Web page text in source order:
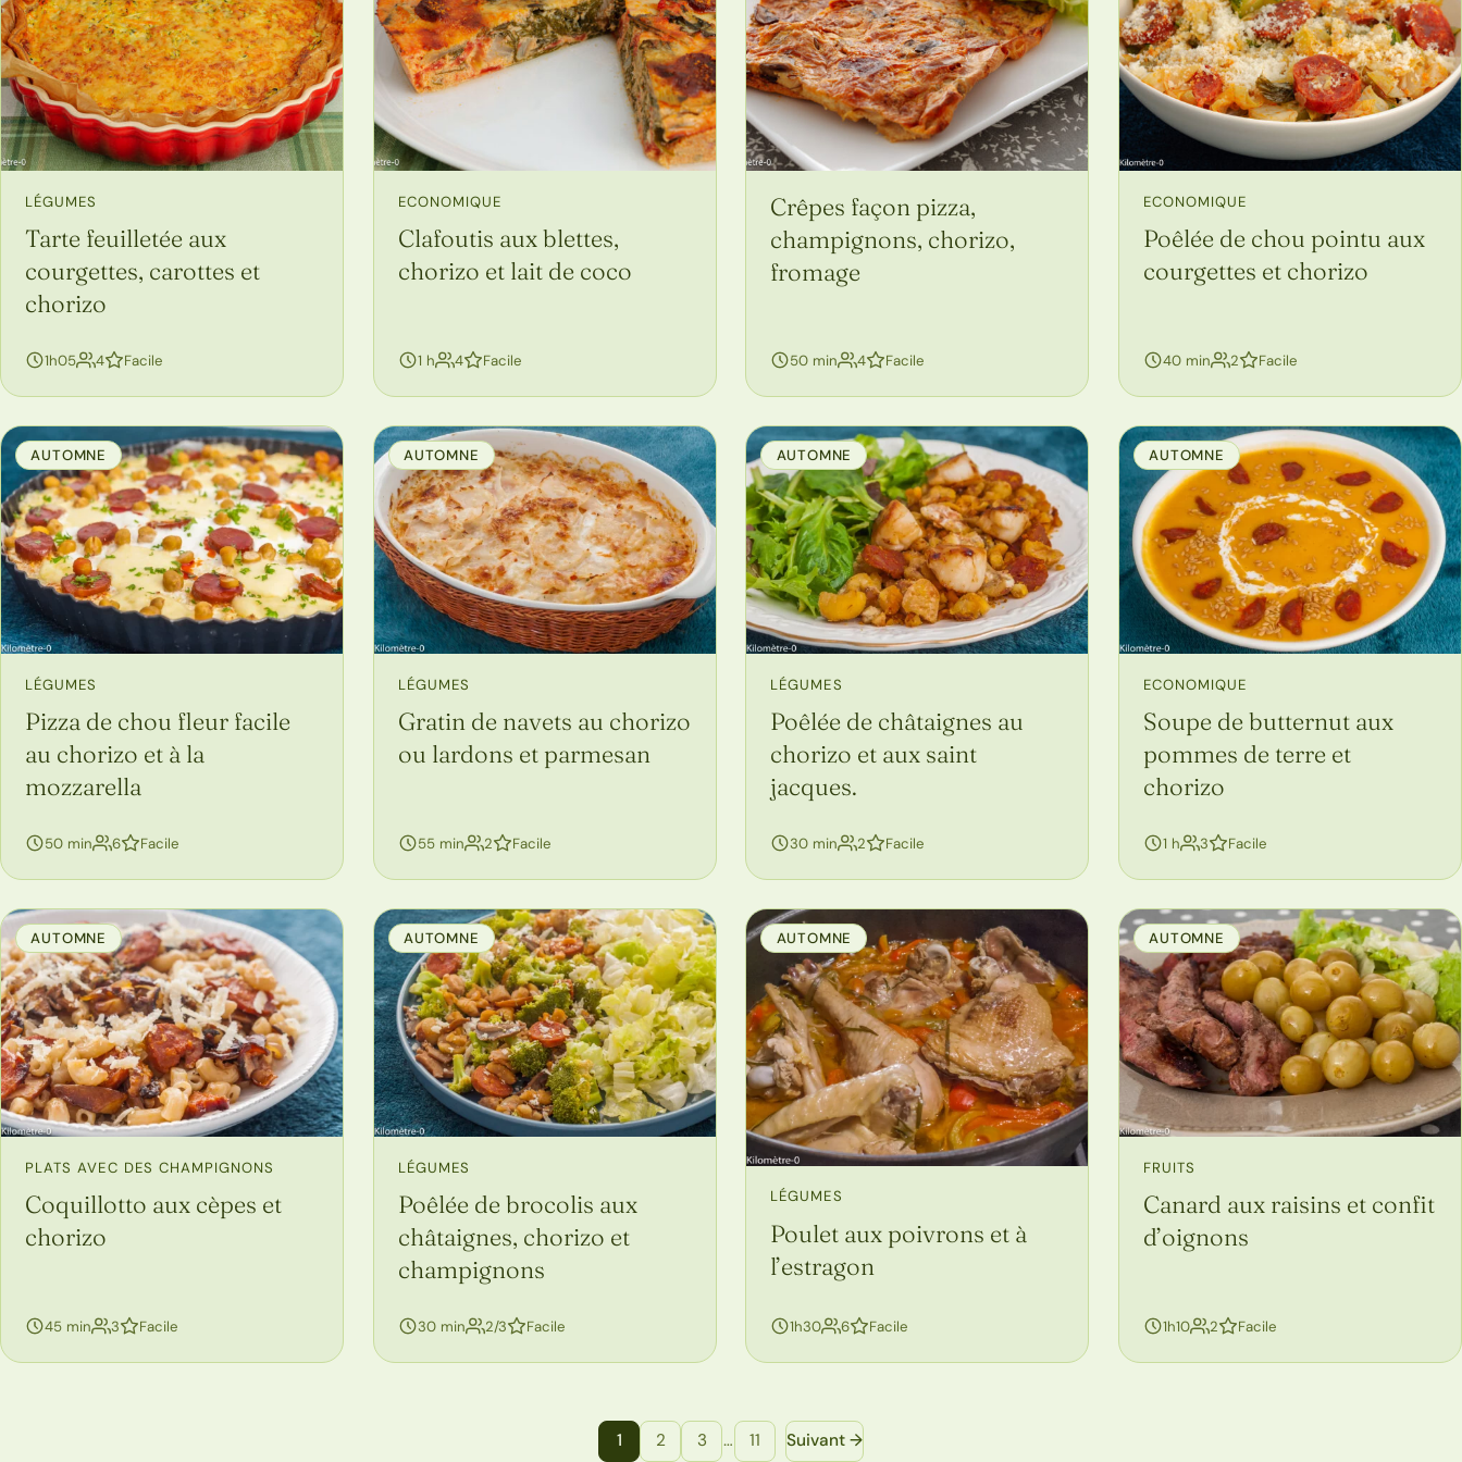
LÉGUMES
Tarte feuilletée aux
courgettes, carottes et
chorizo
1h05 4personnes
Facile
ECONOMIQUE
Clafoutis aux blettes,
chorizo et lait de coco
1 h 4personnes
Facile
Crêpes façon pizza,
champignons, chorizo,
fromage
50 min 4 Facile
ECONOMIQUE
Poêlée de chou pointu aux
courgettes et chorizo
40 min 2personnes
Facile
AUTOMNE
LÉGUMES
Pizza de chou fleur facile
au chorizo et à la
mozzarella
50 min 6personnes
Facile
AUTOMNE
LÉGUMES
Gratin de navets au chorizo
ou lardons et parmesan
55 min 2 Facile
AUTOMNE
LÉGUMES
Poêlée de châtaignes au
chorizo et aux saint
jacques.
30 min 2personnes
Facile
AUTOMNE
ECONOMIQUE
Soupe de butternut aux
pommes de terre et
chorizo
1 h 3personnes
Facile
AUTOMNE
PLATS AVEC DES CHAMPIGNONS
Coquillotto aux cèpes et
chorizo
45 min 3personnes
Facile
AUTOMNE
LÉGUMES
Poêlée de brocolis aux
châtaignes, chorizo et
champignons
30 min 2/3personnes
Facile
AUTOMNE
LÉGUMES
Poulet aux poivrons et à
l’estragon
1h30 6personnes
Facile
AUTOMNE
FRUITS
Canard aux raisins et confit
d’oignons
1h10 2personnes
Facile
1 2 3 … 11 Suivant →